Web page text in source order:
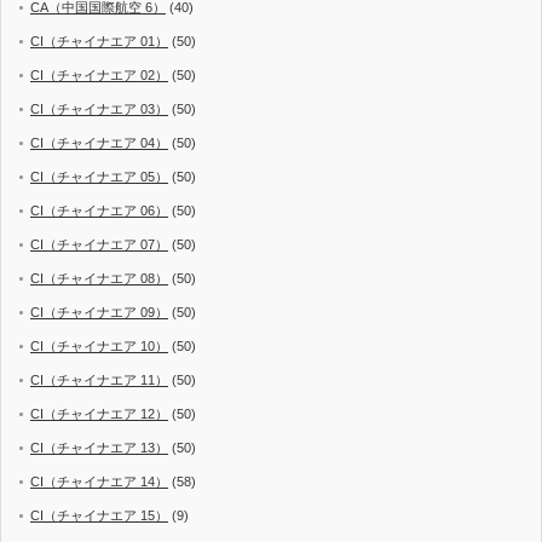
CA（中国国際航空 6） (40)
CI（チャイナエア 01） (50)
CI（チャイナエア 02） (50)
CI（チャイナエア 03） (50)
CI（チャイナエア 04） (50)
CI（チャイナエア 05） (50)
CI（チャイナエア 06） (50)
CI（チャイナエア 07） (50)
CI（チャイナエア 08） (50)
CI（チャイナエア 09） (50)
CI（チャイナエア 10） (50)
CI（チャイナエア 11） (50)
CI（チャイナエア 12） (50)
CI（チャイナエア 13） (50)
CI（チャイナエア 14） (58)
CI（チャイナエア 15） (9)